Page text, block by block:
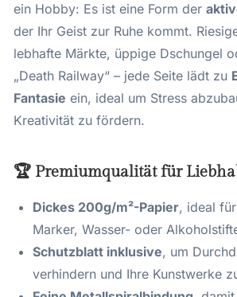
ein Hobby: Es ist eine Form der
der Ihr Geist zur Ruhe kommt.
lebhafte Märkte, üppige Dschungel
„Death Railway“ – jede Seite lädt zu
Fantasie ein, ideal um Stress
Kreativität zu fördern.
🏆 Premiumqualität für
Dickes 200g/m²-Papier, ideal
Marker, Wasser- oder
Schutzblatt inklusive, um
verhindern und Ihre Kunstwerke